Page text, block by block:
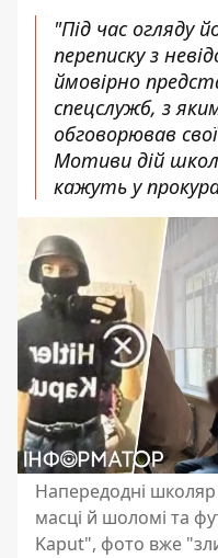
"Під час огляду
переписку з
ймовірно
спецслужб, з
обговорював
Мотиви дій
кажуть у
Напередодні школяр
масці й шоломі та
Kaput", фото вже